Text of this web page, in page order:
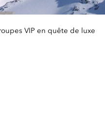
VIP en quête de luxe